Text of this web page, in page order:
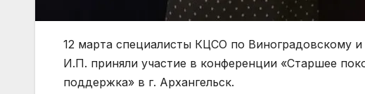
12 марта специалисты КЦСО по Виноградовскому
И.П. приняли участие в конференции «Старшее
поддержка» в г. Архангельск.